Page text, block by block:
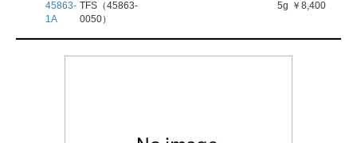
45863-
1A
TFS（45863-
0050）
5g ￥8,400